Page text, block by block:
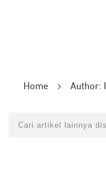
Home Author: